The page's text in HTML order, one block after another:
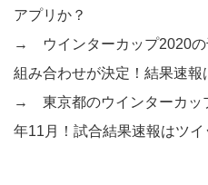
アプリか？
→
ウインターカップ2020
組み合わせが決定！結果速
→ 東京都のウインターカ
年11月！試合結果速報はツイ